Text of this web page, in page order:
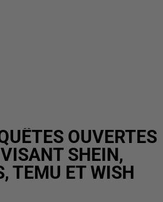
OUVERTES
SHEIN,
TEMU ET WISH